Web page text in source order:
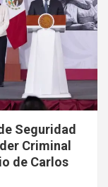
Seguridad
Criminal
de Carlos